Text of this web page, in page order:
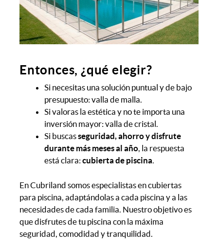
Entonces, ¿qué elegir?
Si necesitas una solución puntual y de bajo
presupuesto: valla de malla.
Si valoras la estética y no te importa una
inversión mayor: valla de cristal.
Si buscasseguridad, ahorro y disfrute
durante más meses al año, la respuesta
está clara: cubierta de piscina.
En Cubriland somos especialistas en cubiertas
para piscina, adaptándolas a cada piscina y a las
necesidades de cada familia. Nuestro objetivo es
que disfrutes de tu piscina con la máxima
seguridad, comodidad y tranquilidad.